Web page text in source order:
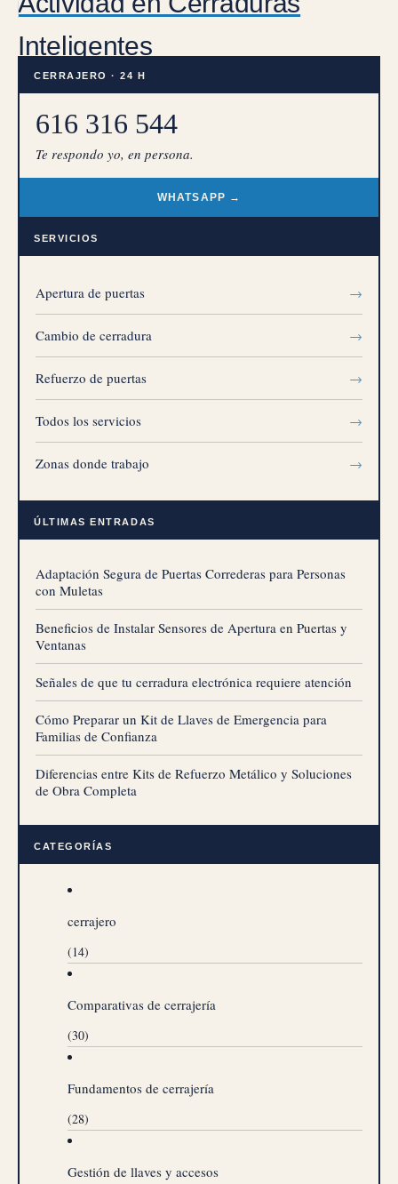
Inteligentes
CERRAJERO · 24 H
616 316 544
Te respondo yo, en persona.
WHATSAPP →
SERVICIOS
Apertura de puertas →
Cambio de cerradura →
Refuerzo de puertas →
Todos los servicios →
Zonas donde trabajo →
ÚLTIMAS ENTRADAS
Adaptación Segura de Puertas Correderas para Personas
con Muletas
Beneficios de Instalar Sensores de Apertura en Puertas y
Ventanas
Señales de que tu cerradura electrónica requiere atención
Cómo Preparar un Kit de Llaves de Emergencia para
Familias de Confianza
Diferencias entre Kits de Refuerzo Metálico y Soluciones
de Obra Completa
CATEGORÍAS
cerrajero
(14)
Comparativas de cerrajería
(30)
Fundamentos de cerrajería
(28)
Gestión de llaves y accesos